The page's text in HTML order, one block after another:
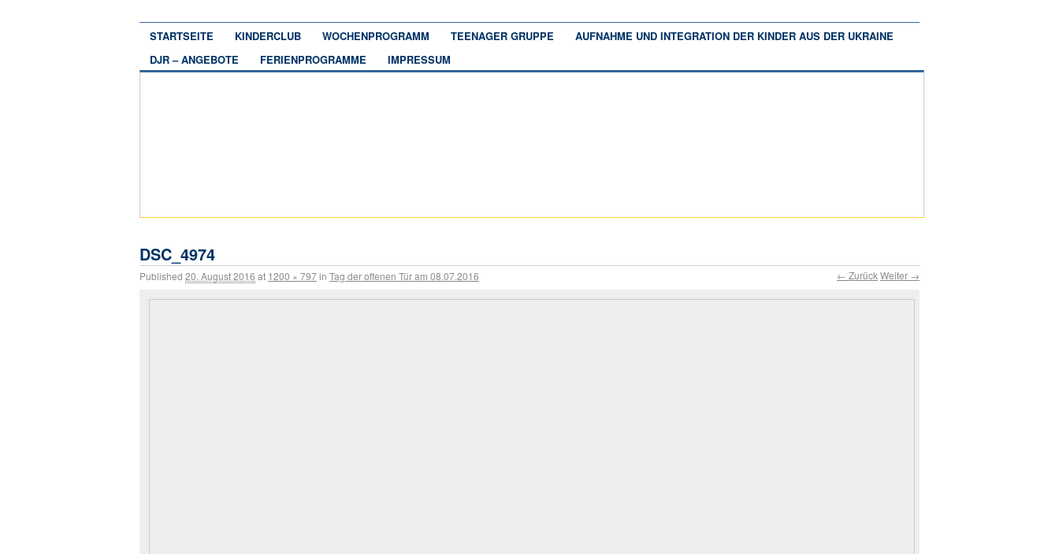
STARTSEITE KINDERCLUB WOCHENPROGRAMM TEENAGER GRUPPE
AUFNAHME UND INTEGRATION DER KINDER AUS DER UKRAINE
DJR – ANGEBOTE
FERIENPROGRAMME IMPRESSUM
DSC_4974
Published 20. August 2016 at 1200 × 797in Tag der offenen Tür am 08.07.2016 ← ZurückWeiter →